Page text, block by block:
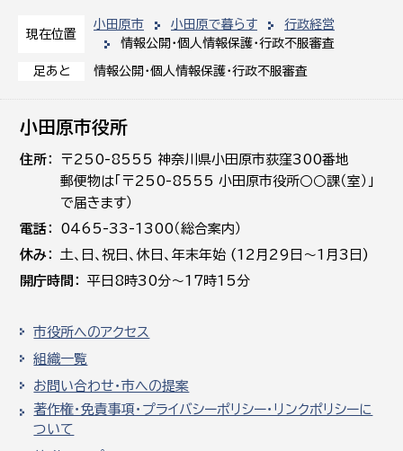
現在位置
小田原市 小田原で暮らす
行政経営
情報公開・個人情報保護・行政不服審査
足あと 情報公開・個人情報保護・行政不服審査
小田原市役所
住所
〒250-8555 神奈川県小田原市荻窪300番地
郵便物は「〒250-8555 小田原市役所○○課（室）」
で届きます）
電話
0465-33-1300（総合案内）
休み
土､日､祝日、休日、年末年始 (12月29日～1月3日)
開庁時間
平日8時30分～17時15分
市役所へのアクセス
組織一覧
お問い合わせ・市への提案
著作権・免責事項・プライバシーポリシー・リンクポリシーに
ついて